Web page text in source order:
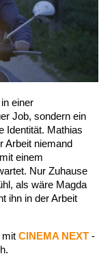
einer
Job, sondern ein
Identität. Mathias
Arbeit niemand
einem
Nur Zuhause
als wäre Magda
ihn in der Arbeit
mit CINEMA NEXT -